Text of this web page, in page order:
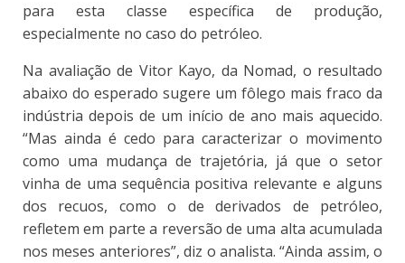
para esta classe específica de produção,
especialmente no caso do petróleo.
Na avaliação de Vitor Kayo, da Nomad, o resultado
abaixo do esperado sugere um fôlego mais fraco da
indústria depois de um início de ano mais aquecido.
“Mas ainda é cedo para caracterizar o movimento
como uma mudança de trajetória, já que o setor
vinha de uma sequência positiva relevante e alguns
dos recuos, como o de derivados de petróleo,
refletem em parte a reversão de uma alta acumulada
nos meses anteriores”, diz o analista. “Ainda assim, o